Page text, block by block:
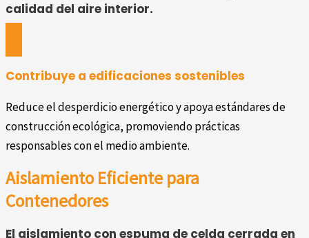
calidad del aire interior.
Contribuye a edificaciones sostenibles
Reduce el desperdicio energético y apoya estándares de
construcción ecológica, promoviendo prácticas
responsables con el medio ambiente.
Aislamiento Eficiente para
Contenedores
El aislamiento con espuma de celda cerrada en